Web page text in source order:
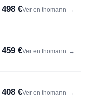
498 €Ver en thomann →
459 €Ver en thomann →
408 €Ver en thomann →